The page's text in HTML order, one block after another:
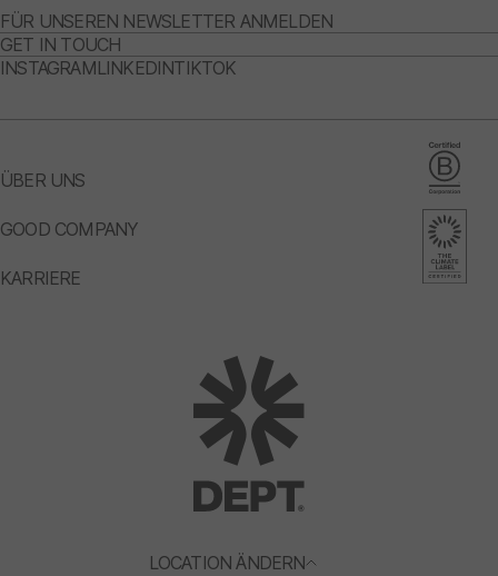
LOCATION ÄNDERN
ÜBER UNS
GOOD COMPANY
KARRIERE
FÜR UNSEREN NEWSLETTER ANMELDEN
GET IN TOUCH
INSTAGRAMLINKEDINTIKTOK